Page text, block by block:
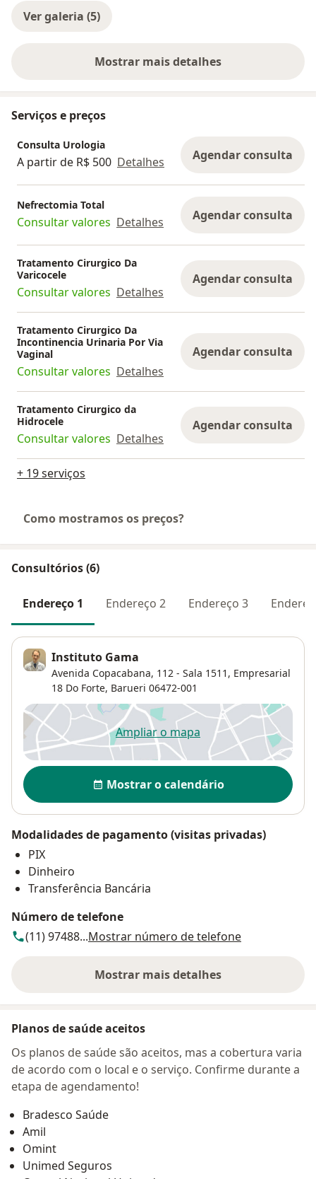
Ver galeria (5)
Mostrar mais detalhes
sobre a experiência
Serviços e preços
Consulta Urologia
A partir de R$ 500 Detalhes Agendar consulta
Nefrectomia Total
Consultar valores Detalhes Agendar consulta
Tratamento Cirurgico Da
Varicocele
Consultar valores Detalhes
Agendar consulta
Tratamento Cirurgico Da
Incontinencia Urinaria Por Via
Vaginal
Consultar valores Detalhes
Agendar consulta
Tratamento Cirurgico da
Hidrocele
Consultar valores Detalhes
Agendar consulta
+ 19 serviços
Como mostramos os preços?
Consultórios (6)
Endereço 1 Endereço 2 Endereço 3
Instituto Gama
Avenida Copacabana, 112 - Sala 1511, Empresarial
18 Do Forte, Barueri 06472-001
Ampliar o mapaabre num novo separador
Disponibilidade
Mostrar o calendário
Modalidades de pagamento (visitas privadas)
PIX
Dinheiro
Transferência Bancária
Número de telefone
(11) 97488...Mostrar número de telefone
Mostrar mais detalhes
sobre o endereço
Planos de saúde aceitos
Os planos de saúde são aceitos, mas a cobertura varia
de acordo com o local e o serviço. Confirme durante a
etapa de agendamento!
Bradesco Saúde
Amil
Omint
Unimed Seguros